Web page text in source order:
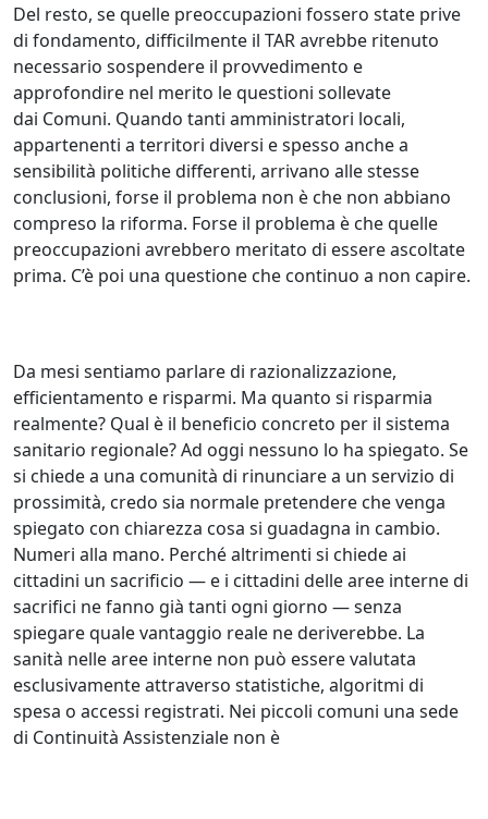
Del resto, se quelle preoccupazioni fossero state prive
di fondamento, difficilmente il TAR avrebbe ritenuto
necessario sospendere il provvedimento e
approfondire nel merito le questioni sollevate
dai Comuni. Quando tanti amministratori locali,
appartenenti a territori diversi e spesso anche a
sensibilità politiche differenti, arrivano alle stesse
conclusioni, forse il problema non è che non abbiano
compreso la riforma. Forse il problema è che quelle
preoccupazioni avrebbero meritato di essere ascoltate
prima. C’è poi una questione che continuo a non capire.
Da mesi sentiamo parlare di razionalizzazione,
efficientamento e risparmi. Ma quanto si risparmia
realmente? Qual è il beneficio concreto per il sistema
sanitario regionale? Ad oggi nessuno lo ha spiegato. Se
si chiede a una comunità di rinunciare a un servizio di
prossimità, credo sia normale pretendere che venga
spiegato con chiarezza cosa si guadagna in cambio.
Numeri alla mano. Perché altrimenti si chiede ai
cittadini un sacrificio — e i cittadini delle aree interne di
sacrifici ne fanno già tanti ogni giorno — senza
spiegare quale vantaggio reale ne deriverebbe. La
sanità nelle aree interne non può essere valutata
esclusivamente attraverso statistiche, algoritmi di
spesa o accessi registrati. Nei piccoli comuni una sede
di Continuità Assistenziale non è